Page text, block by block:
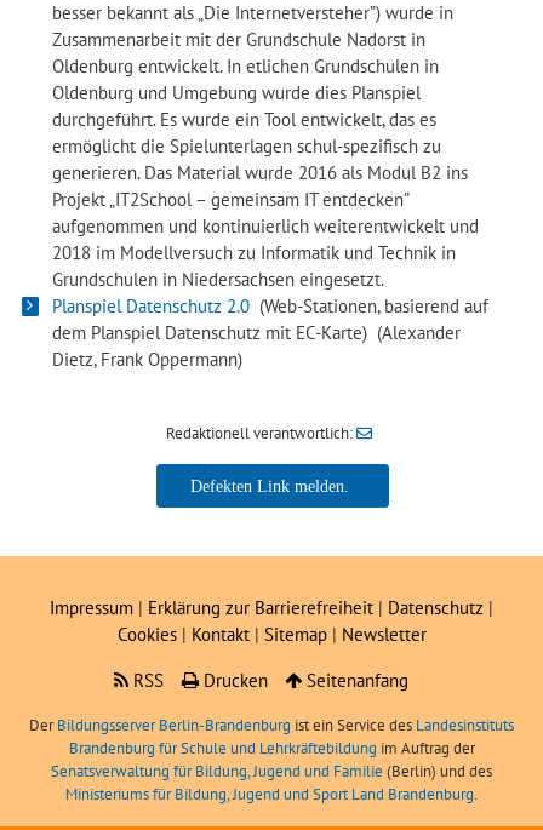
besser bekannt als „Die Internetversteher”) wurde in
Zusammenarbeit mit der Grundschule Nadorst in
Oldenburg entwickelt. In etlichen Grundschulen in
Oldenburg und Umgebung wurde dies Planspiel
durchgeführt. Es wurde ein Tool entwickelt, das es
ermöglicht die Spielunterlagen schul-spezifisch zu
generieren. Das Material wurde 2016 als Modul B2 ins
Projekt „IT2School – gemeinsam IT entdecken”
aufgenommen und kontinuierlich weiterentwickelt und
2018 im Modellversuch zu Informatik und Technik in
Grundschulen in Niedersachsen eingesetzt.
Planspiel Datenschutz 2.0 (Web-Stationen, basierend auf
dem Planspiel Datenschutz mit EC-Karte) (Alexander
Dietz, Frank Oppermann)
Redaktionell verantwortlich:
Impressum | Erklärung zur Barrierefreiheit | Datenschutz |
Cookies| Kontakt | Sitemap| Newsletter
RSS
Drucken Seitenanfang
DerBildungsserver Berlin-Brandenburg ist ein Service des Landesinstituts
Brandenburg für Schule und Lehrkräftebildung im Auftrag der
Senatsverwaltung für Bildung, Jugend und Familie (Berlin) und des
Ministeriums für Bildung, Jugend und Sport Land Brandenburg.